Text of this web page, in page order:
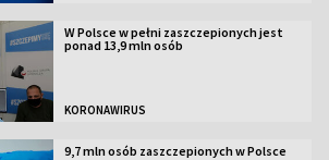
W Polsce w pełni zaszczepionych jest
ponad 13,9 mln osób
KORONAWIRUS
9,7 mln osób zaszczepionych w Polsce